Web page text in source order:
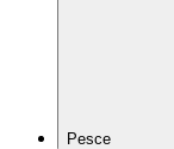
Pesce